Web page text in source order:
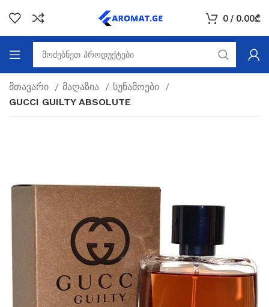
0 / 0.00₾
მთავარი მაღაზია
სუნამოები
GUCCI GUILTY ABSOLUTE